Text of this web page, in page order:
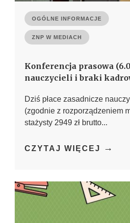
OGÓLNE INFORMACJE
ZNP W MEDIACH
Konferencja prasowa
nauczycieli i braki
Dziś płace zasadnicze
(zgodnie z rozporządzeniem
stażysty 2949 zł brutto...
CZYTAJ WIĘCEJ →